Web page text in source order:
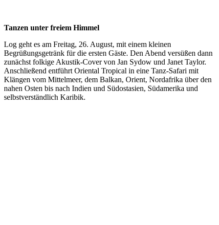
Tanzen unter freiem Himmel
Log geht es am Freitag, 26. August, mit einem kleinen
Begrüßungsgetränk für die ersten Gäste. Den Abend versüßen dann
zunächst folkige Akustik-Cover von Jan Sydow und Janet Taylor.
Anschließend entführt Oriental Tropical in eine Tanz-Safari mit
Klängen vom Mittelmeer, dem Balkan, Orient, Nordafrika über den
nahen Osten bis nach Indien und Südostasien, Südamerika und
selbstverständlich Karibik.